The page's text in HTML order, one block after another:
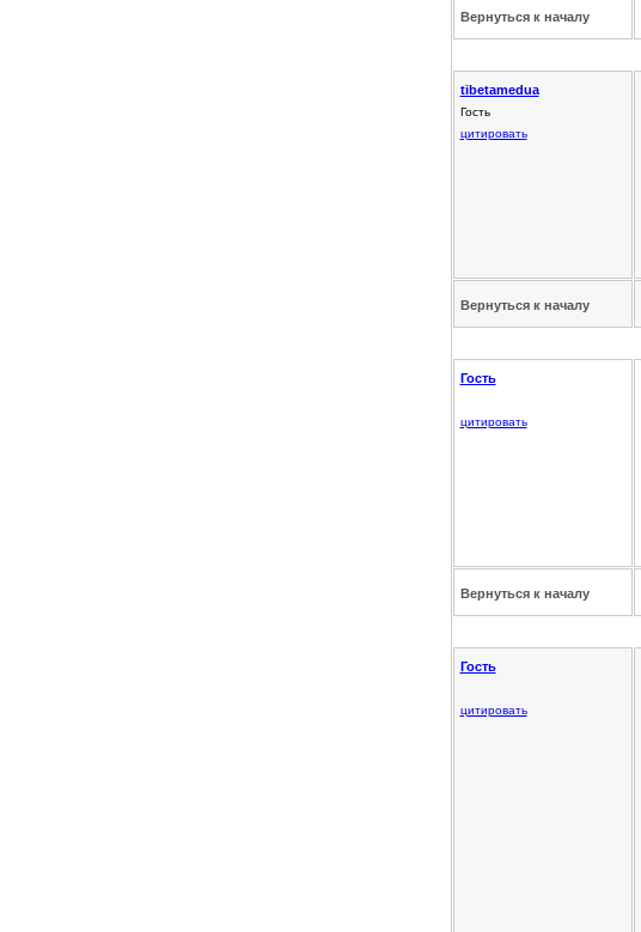
Вернуться к началу
tibetamedua
Гость
цитировать
Вернуться к началу
Гость
цитировать
Вернуться к началу
Гость
цитировать